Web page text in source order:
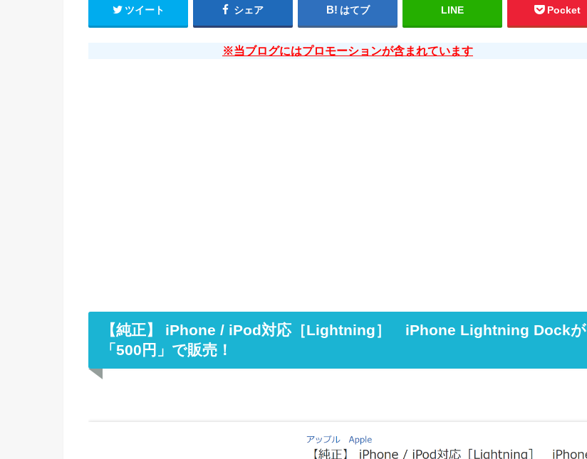
ツイート シェア はてブ LINE Pocket
※当ブログにはプロモーションが含まれています
【純正】 iPhone / iPod対応［Lightning］ iPhone Lightning Dockが
「500円」で販売！